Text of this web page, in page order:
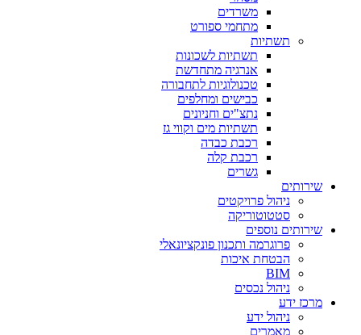
משרדים
מתחמי ספורט
תשתיות
תשתיות לשכונות
אנרגיה מתחדשת
טכנולוגיות לתחבורה
כבישים ומחלפים
נתצ"ים וחניונים
תשתיות מים וקווי גז
רכבת כבדה
רכבת קלה
גשרים
שירותים
ניהול פרויקטים
סטטוטוריקה
שירותים נוספים
פרוגרמה ותכנון פונקציונאלי
הבטחת איכות
BIM
ניהול נכסים
מרכז ידע
ניהול ידע
מאמרים